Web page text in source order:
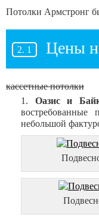
Потолки Армстронг
Цены
кассетные потолки
Оазис и
небольшой